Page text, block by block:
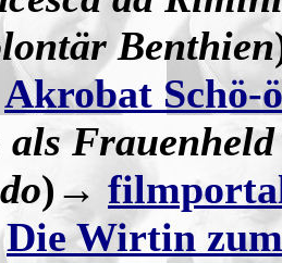
Benthien
Akrobat Schö-
als
)→
Die Wirtin